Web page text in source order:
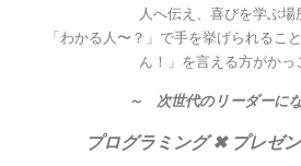
人へ伝え、喜びを学ぶ場
「わかる人〜？」で手を挙げられるこ
ん！」を言える方がかっ
～ 次世代のリーダーに
プログラミング ✖ プレゼ